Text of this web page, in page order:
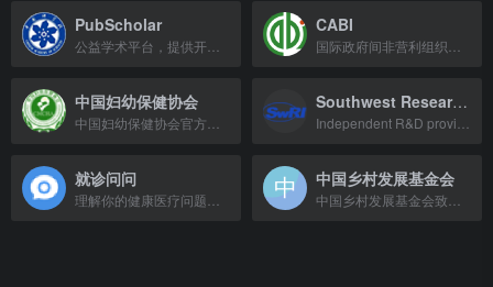
PubScholar CABI
中国妇幼保健协会 Southwest Research Institute
就诊问问 中国乡村发展基金会